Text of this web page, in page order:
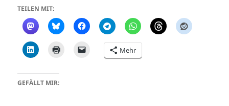
TEILEN MIT:
Mehr
GEFÄLLT MIR: